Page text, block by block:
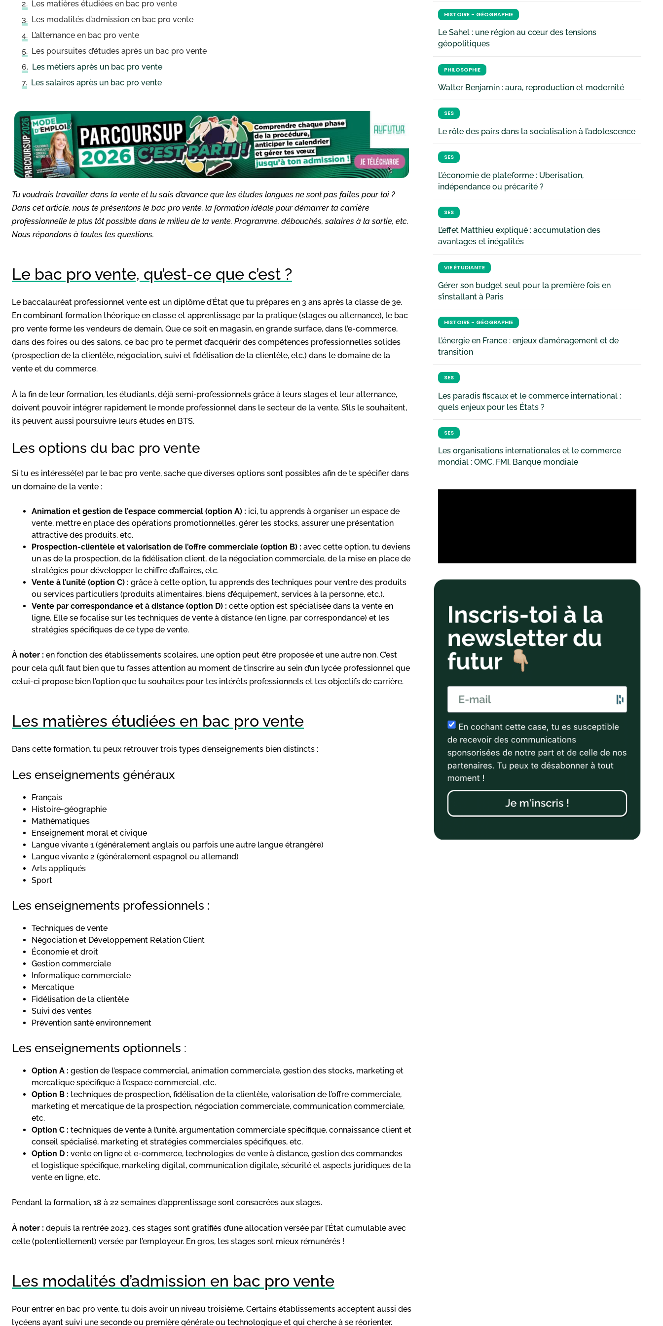
Les matières étudiées en bac pro vente
Les modalités d’admission en bac pro vente
L’alternance en bac pro vente
Les poursuites d’études après un bac pro vente
Les métiers après un bac pro vente
Les salaires après un bac pro vente
Tu voudrais travailler dans la vente et tu sais d’avance que les études longues ne sont pas faites pour toi ?
Dans cet article, nous te présentons le bac pro vente, la formation idéale pour démarrer ta carrière
professionnelle le plus tôt possible dans le milieu de la vente. Programme, débouchés, salaires à la sortie, etc.
Nous répondons à toutes tes questions.
Le bac pro vente, qu’est-ce que c’est ?
Le baccalauréat professionnel vente est un diplôme d’État que tu prépares en 3 ans après la classe de 3e.
En combinant formation théorique en classe et apprentissage par la pratique (stages ou alternance), le bac
pro vente forme les vendeurs de demain. Que ce soit en magasin, en grande surface, dans l’e-commerce,
dans des foires ou des salons, ce bac pro te permet d’acquérir des compétences professionnelles solides
(prospection de la clientèle, négociation, suivi et fidélisation de la clientèle, etc.) dans le domaine de la
vente et du commerce.
À la fin de leur formation, les étudiants, déjà semi-professionnels grâce à leurs stages et leur alternance,
doivent pouvoir intégrer rapidement le monde professionnel dans le secteur de la vente. S’ils le souhaitent,
ils peuvent aussi poursuivre leurs études en BTS.
Les options du bac pro vente
Si tu es intéressé(e) par le bac pro vente, sache que diverses options sont possibles afin de te spécifier dans
un domaine de la vente :
Animation et gestion de l’espace commercial (option A) : ici, tu apprends à organiser un espace de
vente, mettre en place des opérations promotionnelles, gérer les stocks, assurer une présentation
attractive des produits, etc.
Prospection-clientèle et valorisation de l’offre commerciale (option B) : avec cette option, tu deviens
un as de la prospection, de la fidélisation client, de la négociation commerciale, de la mise en place de
stratégies pour développer le chiffre d’affaires, etc.
Vente à l’unité (option C) : grâce à cette option, tu apprends des techniques pour ventre des produits
ou services particuliers (produits alimentaires, biens d’équipement, services à la personne, etc.).
Vente par correspondance et à distance (option D) : cette option est spécialisée dans la vente en
ligne. Elle se focalise sur les techniques de vente à distance (en ligne, par correspondance) et les
stratégies spécifiques de ce type de vente.
À noter : en fonction des établissements scolaires, une option peut être proposée et une autre non. C’est
pour cela qu’il faut bien que tu fasses attention au moment de t’inscrire au sein d’un lycée professionnel que
celui-ci propose bien l’option que tu souhaites pour tes intérêts professionnels et tes objectifs de carrière.
Les matières étudiées en bac pro vente
Dans cette formation, tu peux retrouver trois types d’enseignements bien distincts :
Les enseignements généraux
Français
Histoire-géographie
Mathématiques
Enseignement moral et civique
Langue vivante 1 (généralement anglais ou parfois une autre langue étrangère)
Langue vivante 2 (généralement espagnol ou allemand)
Arts appliqués
Sport
Les enseignements professionnels :
Techniques de vente
Négociation et Développement Relation Client
Économie et droit
Gestion commerciale
Informatique commerciale
Mercatique
Fidélisation de la clientèle
Suivi des ventes
Prévention santé environnement
Les enseignements optionnels :
Option A : gestion de l’espace commercial, animation commerciale, gestion des stocks, marketing et
mercatique spécifique à l’espace commercial, etc.
Option B : techniques de prospection, fidélisation de la clientèle, valorisation de l’offre commerciale,
marketing et mercatique de la prospection, négociation commerciale, communication commerciale,
etc.
Option C : techniques de vente à l’unité, argumentation commerciale spécifique, connaissance client et
conseil spécialisé, marketing et stratégies commerciales spécifiques, etc.
Option D : vente en ligne et e-commerce, technologies de vente à distance, gestion des commandes
et logistique spécifique, marketing digital, communication digitale, sécurité et aspects juridiques de la
vente en ligne, etc.
Pendant la formation, 18 à 22 semaines d’apprentissage sont consacrées aux stages.
À noter : depuis la rentrée 2023, ces stages sont gratifiés d’une allocation versée par l’État cumulable avec
celle (potentiellement) versée par l’employeur. En gros, tes stages sont mieux rémunérés !
Les modalités d’admission en bac pro vente
Pour entrer en bac pro vente, tu dois avoir un niveau troisième. Certains établissements acceptent aussi des
lycéens ayant suivi une seconde ou première générale ou technologique et qui cherche à se réorienter.
HISTOIRE - GÉOGRAPHIE
Le Sahel : une région au cœur des tensions
géopolitiques
PHILOSOPHIE
Walter Benjamin : aura, reproduction et modernité
SES
Le rôle des pairs dans la socialisation à l’adolescence
SES
L’économie de plateforme : Uberisation,
indépendance ou précarité ?
SES
L’effet Matthieu expliqué : accumulation des
avantages et inégalités
VIE ÉTUDIANTE
Gérer son budget seul pour la première fois en
s’installant à Paris
HISTOIRE - GÉOGRAPHIE
L’énergie en France : enjeux d’aménagement et de
transition
SES
Les paradis fiscaux et le commerce international :
quels enjeux pour les États ?
SES
Les organisations internationales et le commerce
mondial : OMC, FMI, Banque mondiale